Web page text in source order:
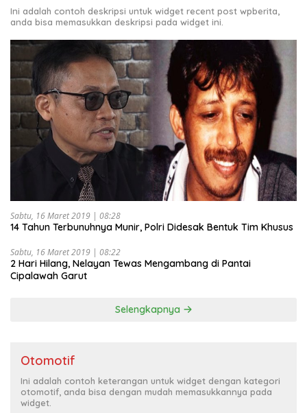
Ini adalah contoh deskripsi untuk widget recent post wpberita,
anda bisa memasukkan deskripsi pada widget ini.
Sabtu, 16 Maret 2019 | 08:28
14 Tahun Terbunuhnya Munir, Polri Didesak Bentuk Tim Khusus
Sabtu, 16 Maret 2019 | 08:22
2 Hari Hilang, Nelayan Tewas Mengambang di Pantai
Cipalawah Garut
Selengkapnya
Otomotif
Ini adalah contoh keterangan untuk widget dengan kategori
otomotif, anda bisa dengan mudah memasukkannya pada
widget.